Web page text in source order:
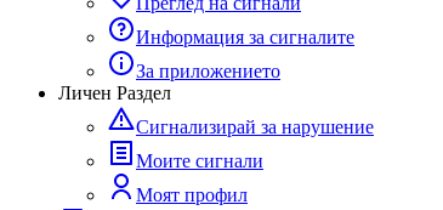
Информация за сигналите
За приложението
Личен Раздел
Сигнализирай за нарушение
Моите сигнали
Моят профил